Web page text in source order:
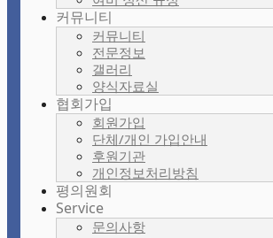
커뮤니티
커뮤니티
전문정보
갤러리
양식자료실
협회가입
회원가입
단체/개인 가입안내
후원기관
개인정보처리방침
평의원회
Service
문의사항